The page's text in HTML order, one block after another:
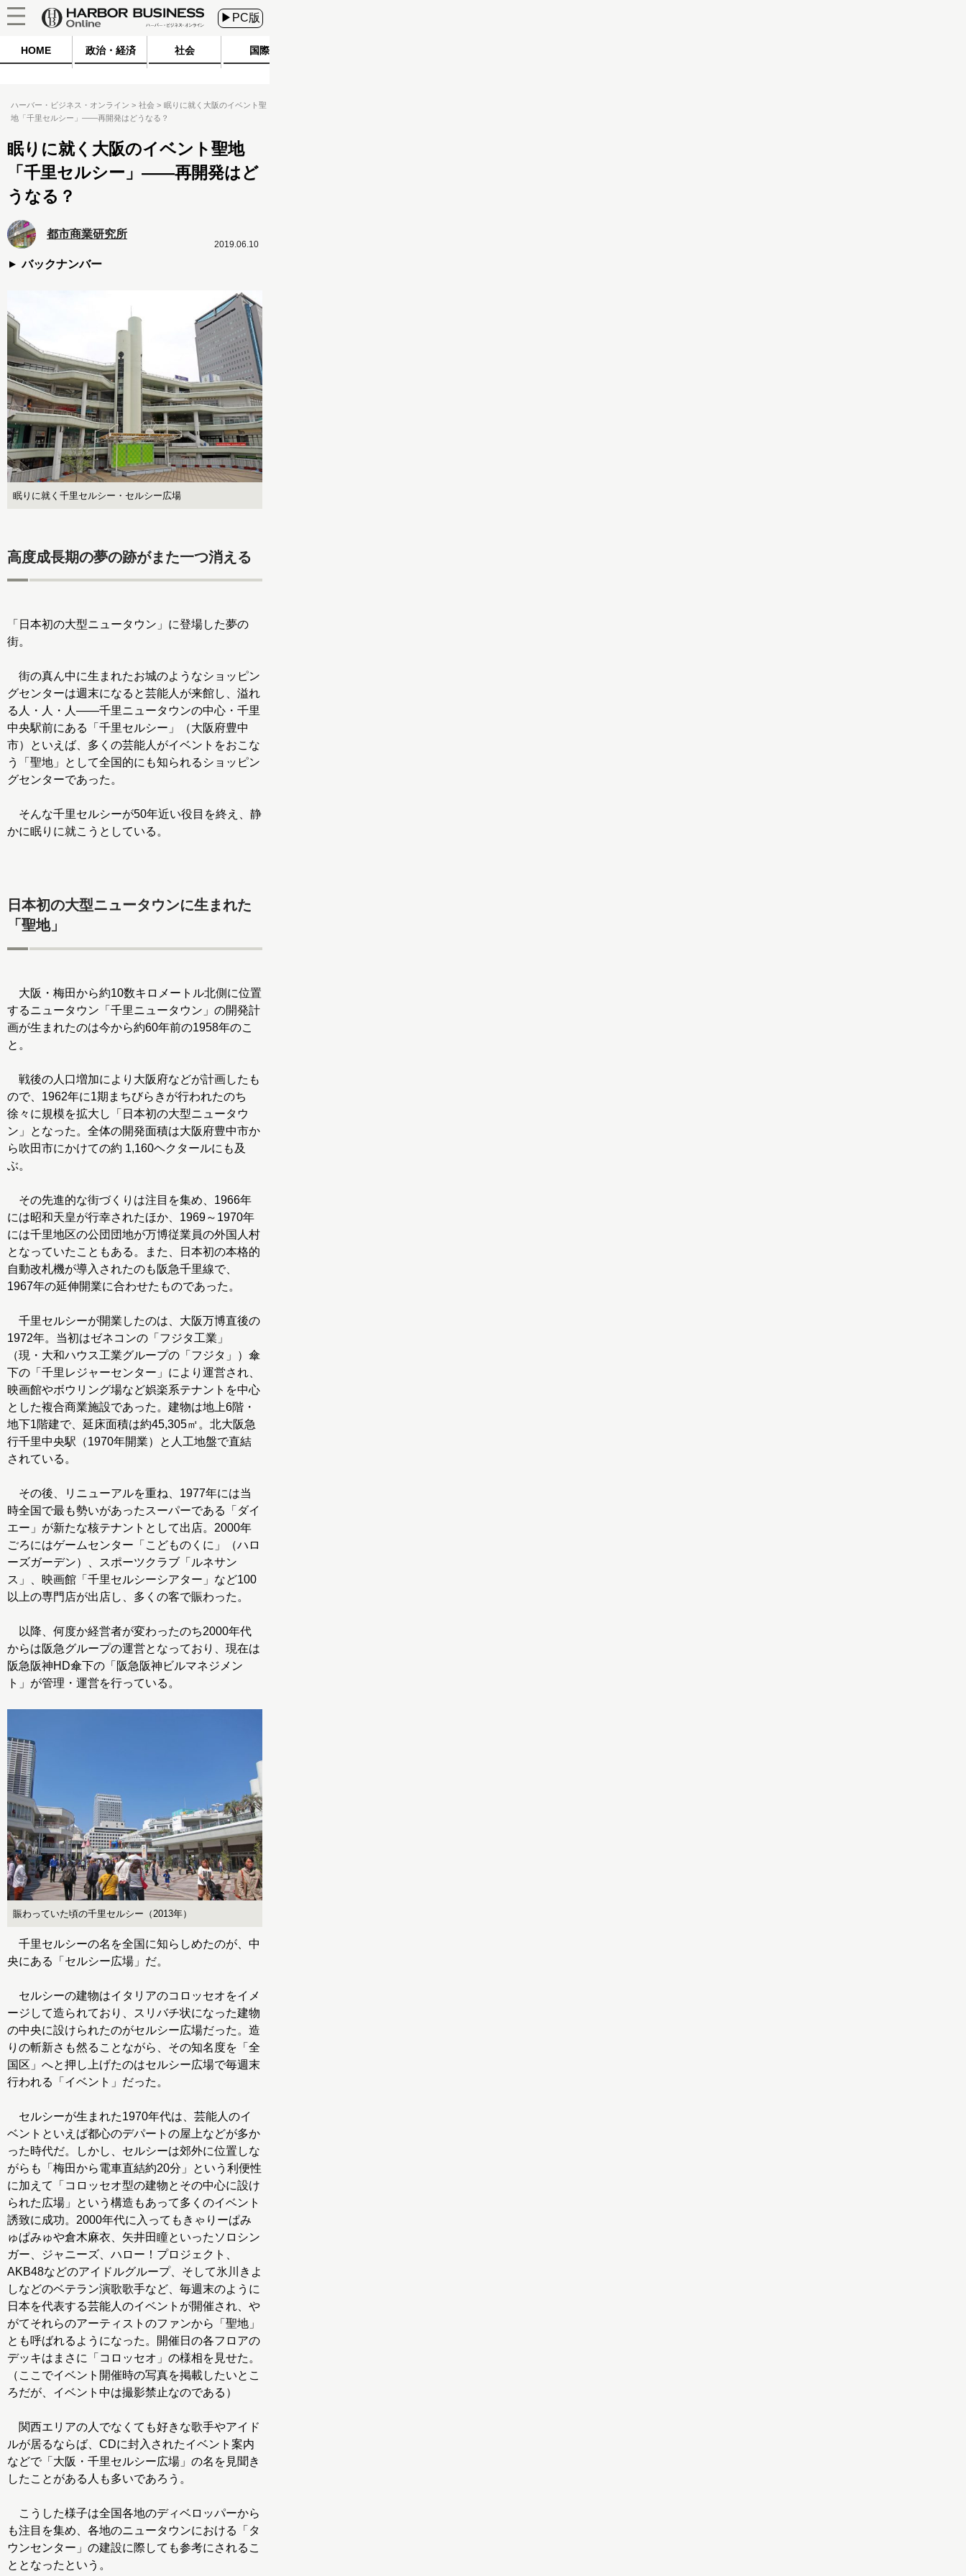
▶PC版
HOME 政治・経済 社会 国際
ハーバー・ビジネス・オンライン 社会
眠りに就く大阪のイベント聖
地「千里セルシー」――再開発はどうなる？
眠りに就く大阪のイベント聖地
「千里セルシー」――再開発はど
うなる？
都市商業研究所
バックナンバー
2019.06.10
眠りに就く千里セルシー・セルシー広場
高度成長期の夢の跡がまた一つ消える
「日本初の大型ニュータウン」に登場した夢の
街。
街の真ん中に生まれたお城のようなショッピン
グセンターは週末になると芸能人が来館し、溢れ
る人・人・人――千里ニュータウンの中心・千里
中央駅前にある「千里セルシー」（大阪府豊中
市）といえば、多くの芸能人がイベントをおこな
う「聖地」として全国的にも知られるショッピン
グセンターであった。
そんな千里セルシーが50年近い役目を終え、静
かに眠りに就こうとしている。
日本初の大型ニュータウンに生まれた
「聖地」
大阪・梅田から約10数キロメートル北側に位置
するニュータウン「千里ニュータウン」の開発計
画が生まれたのは今から約60年前の1958年のこ
と。
戦後の人口増加により大阪府などが計画したも
ので、1962年に1期まちびらきが行われたのち
徐々に規模を拡大し「日本初の大型ニュータウ
ン」となった。全体の開発面積は大阪府豊中市か
ら吹田市にかけての約 1,160ヘクタールにも及
ぶ。
その先進的な街づくりは注目を集め、1966年
には昭和天皇が行幸されたほか、1969～1970年
には千里地区の公団団地が万博従業員の外国人村
となっていたこともある。また、日本初の本格的
自動改札機が導入されたのも阪急千里線で、
1967年の延伸開業に合わせたものであった。
千里セルシーが開業したのは、大阪万博直後の
1972年。当初はゼネコンの「フジタ工業」
（現・大和ハウス工業グループの「フジタ」）傘
下の「千里レジャーセンター」により運営され、
映画館やボウリング場など娯楽系テナントを中心
とした複合商業施設であった。建物は地上6階・
地下1階建で、延床面積は約45,305㎡。北大阪急
行千里中央駅（1970年開業）と人工地盤で直結
されている。
その後、リニューアルを重ね、1977年には当
時全国で最も勢いがあったスーパーである「ダイ
エー」が新たな核テナントとして出店。2000年
ごろにはゲームセンター「こどものくに」（ハロ
ーズガーデン）、スポーツクラブ「ルネサン
ス」、映画館「千里セルシーシアター」など100
以上の専門店が出店し、多くの客で賑わった。
以降、何度か経営者が変わったのち2000年代
からは阪急グループの運営となっており、現在は
阪急阪神HD傘下の「阪急阪神ビルマネジメン
ト」が管理・運営を行っている。
賑わっていた頃の千里セルシー（2013年）
千里セルシーの名を全国に知らしめたのが、中
央にある「セルシー広場」だ。
セルシーの建物はイタリアのコロッセオをイメ
ージして造られており、スリバチ状になった建物
の中央に設けられたのがセルシー広場だった。造
りの斬新さも然ることながら、その知名度を「全
国区」へと押し上げたのはセルシー広場で毎週末
行われる「イベント」だった。
セルシーが生まれた1970年代は、芸能人のイ
ベントといえば都心のデパートの屋上などが多か
った時代だ。しかし、セルシーは郊外に位置しな
がらも「梅田から電車直結約20分」という利便性
に加えて「コロッセオ型の建物とその中心に設け
られた広場」という構造もあって多くのイベント
誘致に成功。2000年代に入ってもきゃりーぱみ
ゅぱみゅや倉木麻衣、矢井田瞳といったソロシン
ガー、ジャニーズ、ハロー！プロジェクト、
AKB48などのアイドルグループ、そして氷川きよ
しなどのベテラン演歌歌手など、毎週末のように
日本を代表する芸能人のイベントが開催され、や
がてそれらのアーティストのファンから「聖地」
とも呼ばれるようになった。開催日の各フロアの
デッキはまさに「コロッセオ」の様相を見せた。
（ここでイベント開催時の写真を掲載したいとこ
ろだが、イベント中は撮影禁止なのである）
関西エリアの人でなくても好きな歌手やアイド
ルが居るならば、CDに封入されたイベント案内
などで「大阪・千里セルシー広場」の名を見聞き
したことがある人も多いであろう。
こうした様子は全国各地のディベロッパーから
も注目を集め、各地のニュータウンにおける「タ
ウンセンター」の建設に際しても参考にされるこ
ととなったという。